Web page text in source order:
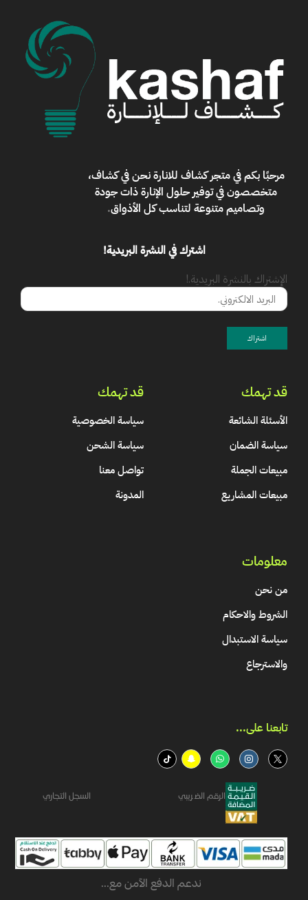
مرحبًا بكم فيمتجر كشاف للانارةنحن في كشاف،
متخصصون في توفير حلول الإنارة ذات جودة
وتصاميم متنوعة لتناسب كل الأذواق.
اشترك في النشرة البريدية!
الإشتراك بالنشرة البريدية.!
قد تهمك
الأسئلة الشائعة
سياسة الضمان
مبيعات الجملة
مبيعات المشاريع
قد تهمك
سياسة الخصوصية
سياسة الشحن
تواصل معنا
المدونة
معلومات
من نحن
الشروط والاحكام
سياسة الاستبدال
والاسترجاع
تابعنا على...​
الرقم الضريبي السجل التجاري
ندعم الدفع الآمن مع...